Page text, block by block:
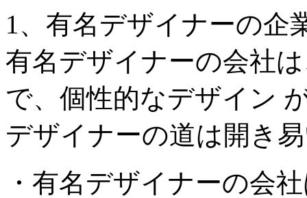
1、有名デザイナーの企
有名デザイナーの会社
で、個性的なデザイン
デザイナーの道は開き
・有名デザイナーの会